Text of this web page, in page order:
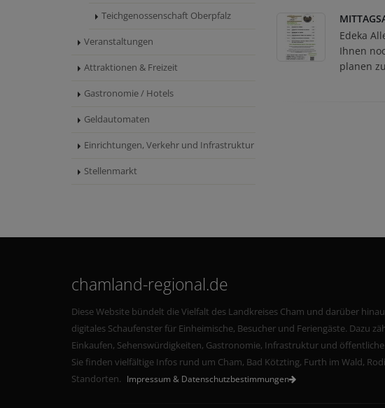
Teichgenossenschaft Oberpfalz
Veranstaltungen
Attraktionen & Freizeit
Gastronomie / Hotels
Geldautomaten
Einrichtungen, Verkehr und Infrastruktur
Stellenmarkt
Edeka
Ihnen
planen
chamland-regional.de
Diese Website bündelt die Vielfalt des Landkreises Cham und darüber
digitales Schaufenster für Einheimische, Besucher und Feriengäste. Dazu
Einkaufen, Sehenswürdigkeiten, Gastronomie, Infrastruktur und
Sie finden vielfältige Infos rund um Cham, Bad Kötzting, Furth im Wald,
Standorten. Impressum & Datenschutzbestimmungen